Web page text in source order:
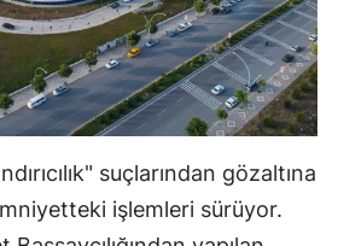
Kayseri
Kırklareli
Kırşehir
Kocaeli
Konya
suçlarından gözaltına
işlemleri sürüyor.